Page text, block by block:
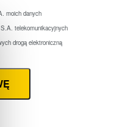
moich danych
telekomunikacyjnych
drogą elektroniczną